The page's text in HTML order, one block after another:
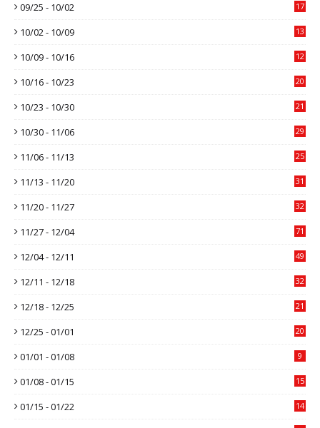
09/25 - 10/02 17
10/02 - 10/09 13
10/09 - 10/16 12
10/16 - 10/23 20
10/23 - 10/30 21
10/30 - 11/06 29
11/06 - 11/13 25
11/13 - 11/20 31
11/20 - 11/27 32
11/27 - 12/04 71
12/04 - 12/11 49
12/11 - 12/18 32
12/18 - 12/25 21
12/25 - 01/01 20
01/01 - 01/08 9
01/08 - 01/15 15
01/15 - 01/22 14